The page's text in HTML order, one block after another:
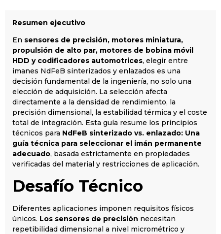
Resumen ejecutivo
En sensores de precisión, motores miniatura,
propulsión de alto par, motores de bobina móvil
HDD y codificadores automotrices, elegir entre
imanes NdFeB sinterizados y enlazados es una
decisión fundamental de la ingeniería, no solo una
elección de adquisición. La selección afecta
directamente a la densidad de rendimiento, la
precisión dimensional, la estabilidad térmica y el coste
total de integración. Esta guía resume los principios
técnicos para NdFeB sinterizado vs. enlazado: Una
guía técnica para seleccionar el imán permanente
adecuado, basada estrictamente en propiedades
verificadas del material y restricciones de aplicación.
Desafío Técnico
Diferentes aplicaciones imponen requisitos físicos
únicos. Los sensores de precisión necesitan
repetibilidad dimensional a nivel micrométrico y